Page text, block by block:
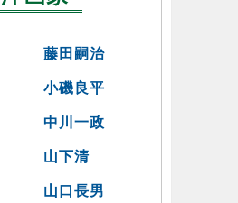
藤田嗣治
小磯良平
中川一政
山下清
山口長男